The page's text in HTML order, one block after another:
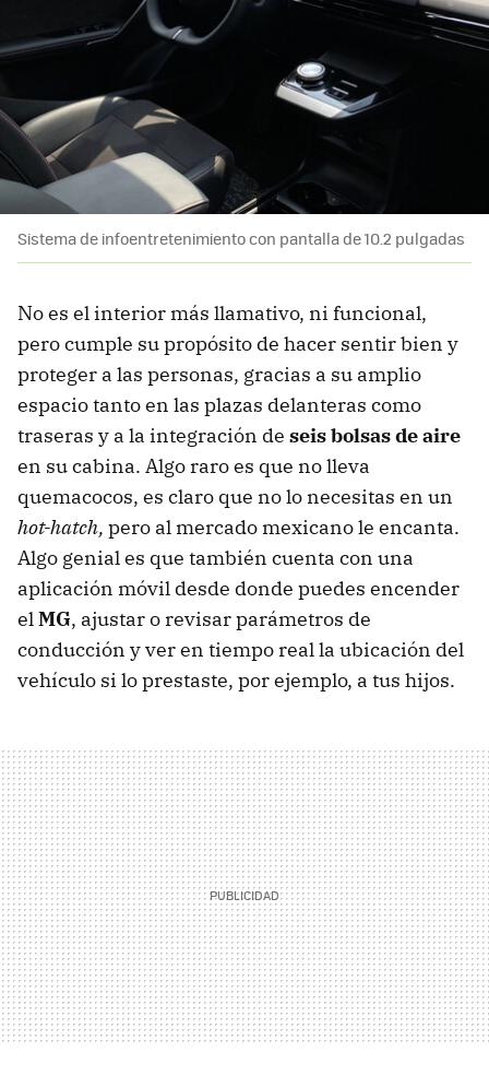
Sistema de infoentretenimiento con pantalla de 10.2 pulgadas
No es el interior más llamativo, ni funcional,
pero cumple su propósito de hacer sentir bien y
proteger a las personas, gracias a su amplio
espacio tanto en las plazas delanteras como
traseras y a la integración de seis bolsas de aire
en su cabina. Algo raro es que no lleva
quemacocos, es claro que no lo necesitas en un
hot-hatch, pero al mercado mexicano le encanta.
Algo genial es que también cuenta con una
aplicación móvil desde donde puedes encender
elMG, ajustar o revisar parámetros de
conducción y ver en tiempo real la ubicación del
vehículo si lo prestaste, por ejemplo, a tus hijos.